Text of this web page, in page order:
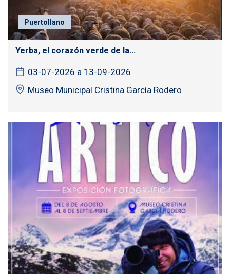
Puertollano
Yerba, el corazón verde de la...
03-07-2026 a 13-09-2026
Museo Municipal Cristina García Rodero